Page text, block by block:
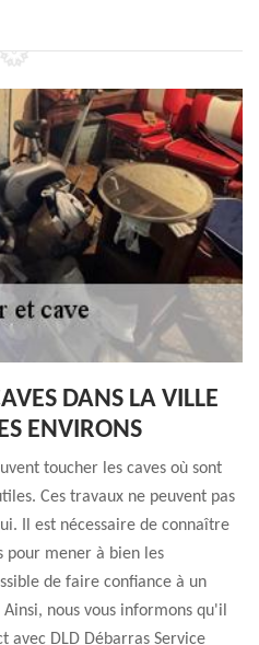
DANS LA VILLE
ENVIRONS
toucher les caves où sont
Ces travaux ne peuvent pas
Il est nécessaire de connaître
pour mener à bien les
de faire confiance à un
nous vous informons qu'il
avec DLD Débarras Service